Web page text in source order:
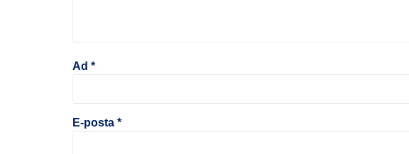
Ad *
E-posta *